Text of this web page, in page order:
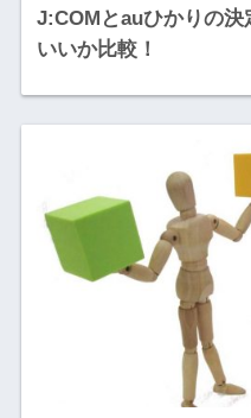
J:COMとauひかりの
いいか比較！